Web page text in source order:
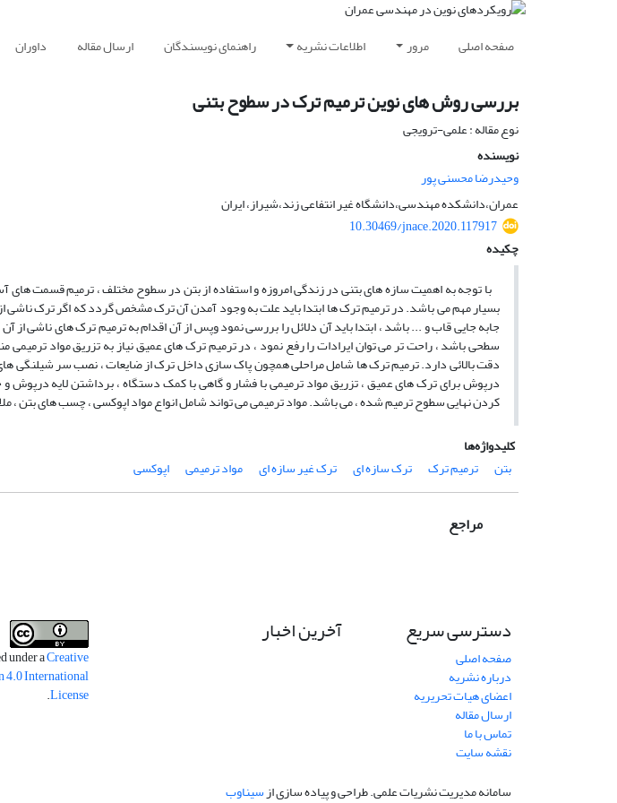
صفحه اصلی مرور اطلاعات نشریه راهنمای نویسندگان ارسال مقاله داوران
بررسی روش های نوین ترمیم ترک در سطوح بتنی
نوع مقاله : علمی-ترویجی
نویسنده
وحیدرضا محسنی پور
عمران،دانشکده مهندسی،دانشگاه غیر انتفاعی زند،شیراز، ایران
10.30469/jnace.2020.117917
چکیده
با توجه به اهمیت سازه های بتنی در زندگی امروزه و استفاده از بتن در سطوح مختلف ، ترمیم قسمت
بسیار مهم می باشد. در ترمیم ترک ها ابتدا باید علت به وجود آمدن آن ترک مشخص گردد که اگر ترک
جابه جایی قاب و ... باشد ، ابتدا باید آن دلائل را بررسی نمود وپس از آن اقدام به ترمیم ترک های ناشی از
سطحی باشد ، راحت تر می توان ایرادات را رفع نمود ، در ترمیم ترک های عمیق نیاز به تزریق مواد
دقت بالائی دارد. ترمیم ترک ها شامل مراحلی همچون پاک سازی داخل ترک از ضایعات ، نصب سر شیلنگی
درپوش برای ترک های عمیق ، تزریق مواد ترمیمی با فشار و گاهی با کمک دستگاه ، برداشتن لایه
کردن نهایی سطوح ترمیم شده ، می باشد. مواد ترمیمی می تواند شامل انواع مواد اپوکسی ، چسب های بتن ،
کلیدواژه‌ها
بتن
ترمیم ترک ترک سازه ای ترک غیر سازه ای مواد ترمیمی اپوکسی
مراجع
دسترسی سریع
صفحه اصلی
درباره نشریه
اعضای هیات تحریریه
ارسال مقاله
تماس با ما
نقشه سایت
آخرین اخبار
under aCreative
4.0 International
License
.
سامانه مدیریت نشریات علمی.طراحی و پیاده سازی ازسیناوب